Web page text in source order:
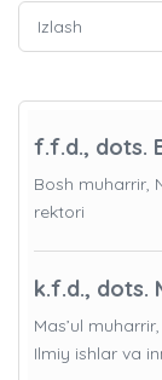
f.f.d., dots.
Bosh muharrir,
rektori
k.f.d., dots.
Mas’ul
Ilmiy ishlar va